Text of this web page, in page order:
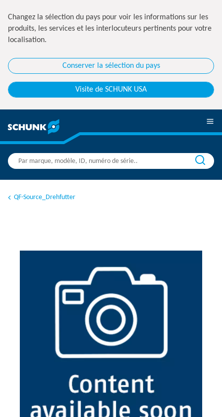
Changez la sélection du pays pour voir les informations sur les
produits, les services et les interlocuteurs pertinents pour votre
localisation.
Conserver la sélection du pays
Visite de SCHUNK USA
QF-Source_Drehfutter